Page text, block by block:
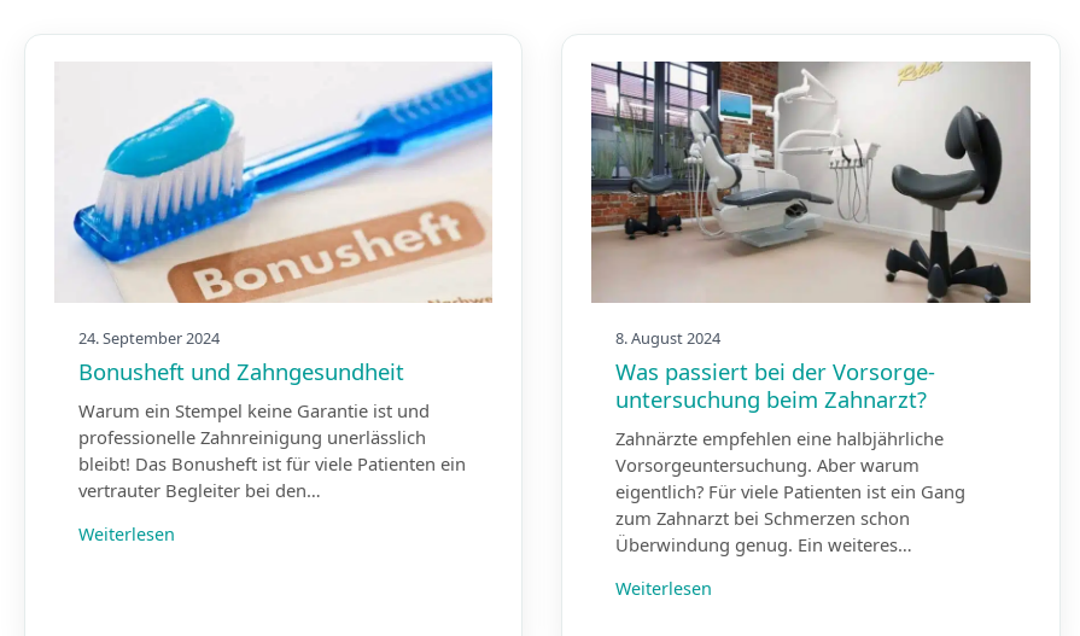
Unser Blog
24. September 2024
Bonusheft und Zahngesundheit
Warum ein Stempel keine Garantie ist und
professionelle Zahnreinigung unerlässlich
bleibt! Das Bonusheft ist für viele Patienten ein
vertrauter Begleiter bei den…
Weiterlesen
8. August 2024
Was passiert bei der Vorsorge­
untersuchung beim Zahnarzt?
Zahnärzte empfehlen eine halbjährliche
Vorsorgeuntersuchung. Aber warum
eigentlich? Für viele Patienten ist ein Gang
zum Zahnarzt bei Schmerzen schon
Überwindung genug. Ein weiteres…
Weiterlesen